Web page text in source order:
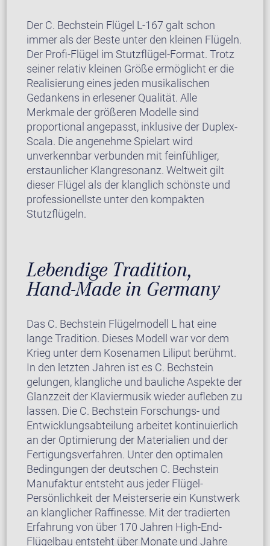
Der C. Bechstein Flügel L-167 galt schon
immer als der Beste unter den kleinen Flügeln.
Der Profi-Flügel im Stutzflügel-Format. Trotz
seiner relativ kleinen Größe ermöglicht er die
Realisierung eines jeden musikalischen
Gedankens in erlesener Qualität. Alle
Merkmale der größeren Modelle sind
proportional angepasst, inklusive der Duplex-
Scala. Die angenehme Spielart wird
unverkennbar verbunden mit feinfühliger,
erstaunlicher Klangresonanz. Weltweit gilt
dieser Flügel als der klanglich schönste und
professionellste unter den kompakten
Stutzflügeln.
Lebendige Tradition,
Hand-Made in Germany
Das C. Bechstein Flügelmodell L hat eine
lange Tradition. Dieses Modell war vor dem
Krieg unter dem Kosenamen Liliput berühmt.
In den letzten Jahren ist es C. Bechstein
gelungen, klangliche und bauliche Aspekte der
Glanzzeit der Klaviermusik wieder aufleben zu
lassen. Die C. Bechstein Forschungs- und
Entwicklungsabteilung arbeitet kontinuierlich
an der Optimierung der Materialien und der
Fertigungsverfahren. Unter den optimalen
Bedingungen der deutschen C. Bechstein
Manufaktur entsteht aus jeder Flügel-
Persönlichkeit der Meisterserie ein Kunstwerk
an klanglicher Raffinesse. Mit der tradierten
Erfahrung von über 170 Jahren High-End-
Flügelbau entsteht über Monate und Jahre